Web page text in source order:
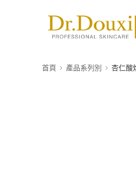
首頁 產品系列別 杏仁酸